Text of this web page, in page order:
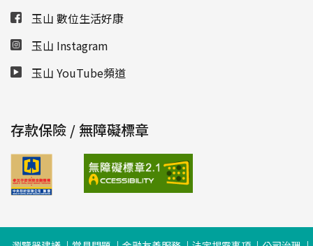
玉山 數位生活好康
玉山 Instagram
玉山 YouTube頻道
存款保險 / 無障礙標章